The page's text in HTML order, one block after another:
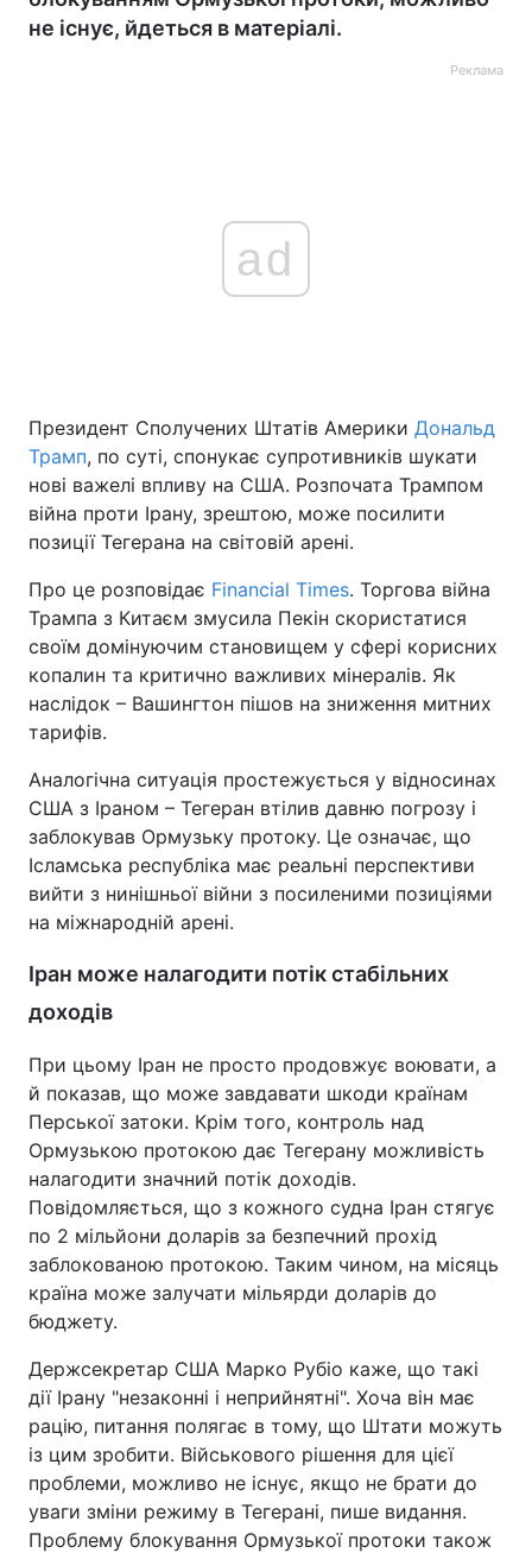
не існує, йдеться в матеріалі.
Реклама
ad
Президент Сполучених Штатів Америки Дональд
Трамп, по суті, спонукає супротивників шукати
нові важелі впливу на США. Розпочата Трампом
війна проти Ірану, зрештою, може посилити
позиції Тегерана на світовій арені.
Про це розповідає Financial Times. Торгова війна
Трампа з Китаєм змусила Пекін скористатися
своїм домінуючим становищем у сфері корисних
копалин та критично важливих мінералів. Як
наслідок – Вашингтон пішов на зниження митних
тарифів.
Аналогічна ситуація простежується у відносинах
США з Іраном – Тегеран втілив давню погрозу і
заблокував Ормузьку протоку. Це означає, що
Ісламська республіка має реальні перспективи
вийти з нинішньої війни з посиленими позиціями
на міжнародній арені.
Іран може налагодити потік стабільних
доходів
При цьому Іран не просто продовжує воювати, а
й показав, що може завдавати шкоди країнам
Перської затоки. Крім того, контроль над
Ормузькою протокою дає Тегерану можливість
налагодити значний потік доходів.
Повідомляється, що з кожного судна Іран стягує
по 2 мільйони доларів за безпечний прохід
заблокованою протокою. Таким чином, на місяць
країна може залучати мільярди доларів до
бюджету.
Держсекретар США Марко Рубіо каже, що такі
дії Ірану "незаконні і неприйнятні". Хоча він має
рацію, питання полягає в тому, що Штати можуть
із цим зробити. Військового рішення для цієї
проблеми, можливо не існує, якщо не брати до
уваги зміни режиму в Тегерані, пише видання.
Проблему блокування Ормузької протоки також